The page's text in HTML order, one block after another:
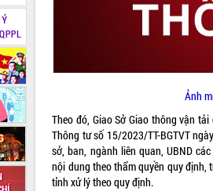
Ảnh
Theo đó, Giao Sở Giao thông vận
Thông tư số 15/2023/TT-BGTVT
sở, ban, ngành liên quan, UBND
nội dung theo thẩm quyền quy định,
tỉnh xử lý theo quy định.